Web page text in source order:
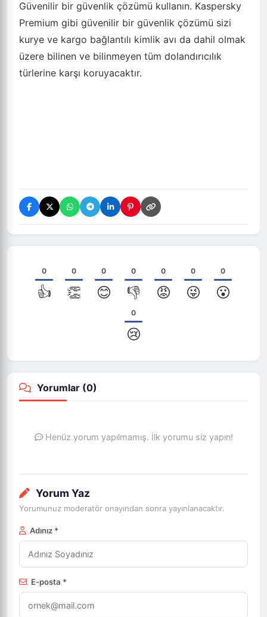
Güvenilir bir güvenlik çözümü kullanın. Kaspersky
Premium gibi güvenilir bir güvenlik çözümü sizi
kurye ve kargo bağlantılı kimlik avı da dahil olmak
üzere bilinen ve bilinmeyen tüm dolandırıcılık
türlerine karşı koruyacaktır.
0
👍
0
👏
0
😊
0
👎
0
😡
0
😜
0
😮
0
😢
Yorumlar (0)
Henüz yorum yapılmamış. İlk yorumu siz yapın!
Yorum Yaz
Yorumunuz moderatör onayından sonra yayınlanacaktır.
Adınız *
E-posta *